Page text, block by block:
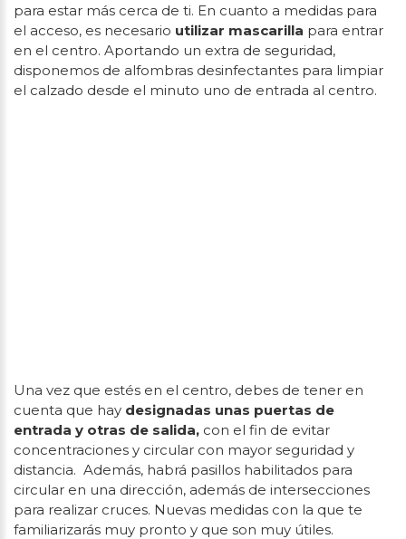
para estar más cerca de ti. En cuanto a medidas para
el acceso, es necesario utilizar mascarilla para entrar
en el centro. Aportando un extra de seguridad,
disponemos de alfombras desinfectantes para limpiar
el calzado desde el minuto uno de entrada al centro.
Una vez que estés en el centro, debes de tener en
cuenta que hay designadas unas puertas de
entrada y otras de salida, con el fin de evitar
concentraciones y circular con mayor seguridad y
distancia. Además, habrá pasillos habilitados para
circular en una dirección, además de intersecciones
para realizar cruces. Nuevas medidas con la que te
familiarizarás muy pronto y que son muy útiles.